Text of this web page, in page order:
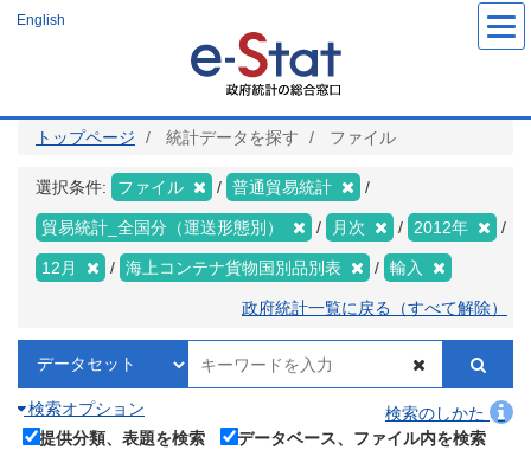
ツ
English
トップページ 統計データを探す ファイル
選択条件: ファイル 普通貿易統計
貿易統計_全国分（運送形態別） 月次 2012年
12月 海上コンテナ貨物国別品別表 輸入
政府統計一覧に戻る（すべて解除）
検索オプション
検索のしかた
提供分類、表題を検索
データベース、ファイル内を検索